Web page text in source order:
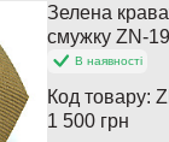
Зелена
смужку ZN-
В наявності
Код товару:
1 500 грн